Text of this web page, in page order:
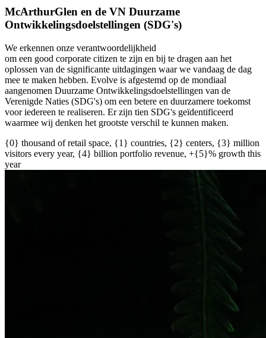
McArthurGlen en de VN Duurzame
Ontwikkelingsdoelstellingen (SDG's)
We erkennen onze verantwoordelijkheid
om een good corporate citizen te zijn en bij te dragen aan het
oplossen van de significante uitdagingen waar we vandaag de dag
mee te maken hebben. Evolve is afgestemd op de mondiaal
aangenomen Duurzame Ontwikkelingsdoelstellingen van de
Verenigde Naties (SDG's) om een betere en duurzamere toekomst
voor iedereen te realiseren. Er zijn tien SDG's geïdentificeerd
waarmee wij denken het grootste verschil te kunnen maken.
{0} thousand of retail space, {1} countries, {2} centers, {3} million
visitors every year, {4} billion portfolio revenue, +{5}% growth this
year